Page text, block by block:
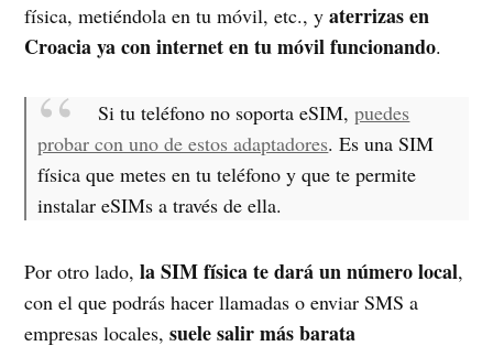
física, metiéndola en tu móvil, etc., yaterrizas en
Croacia ya con internet en tu móvil funcionando.
Si tu teléfono no soporta eSIM,puedes
probar con uno de estos adaptadores. Es una SIM
física que metes en tu teléfono y que te permite
instalar eSIMs a través de ella.
Por otro lado,la SIM física te dará un número local,
con el que podrás hacer llamadas o enviar SMS a
empresas locales,suele salir más barata